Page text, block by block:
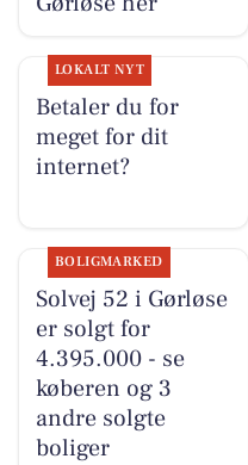
LOKALT NYT
Betaler du for
meget for dit
internet?
BOLIGMARKED
Solvej 52 i Gørløse
er solgt for
4.395.000 - se
køberen og 3
andre solgte
boliger